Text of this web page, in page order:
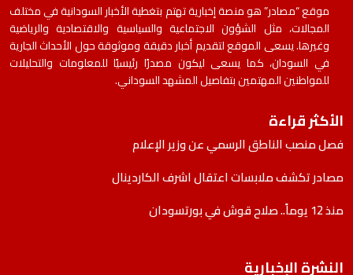
موقع “مصادر” هو منصة إخبارية تهتم بتغطية الأخبار السودانية في مختلف
المجالات، مثل الشؤون الاجتماعية والسياسية والاقتصادية والرياضية
وغيرها. يسعى الموقع لتقديم أخبار دقيقة وموثوقة حول الأحداث الجارية
في السودان، كما يسعى ليكون مصدرًا رئيسيًا للمعلومات والتحليلات
للمواطنين المهتمين بتفاصيل المشهد السوداني.
الأكثر قراءة
فصل منصب الناطق الرسمي عن وزير الإعلام
مصادر تكشف ملابسات اعتقال اشرف الكاردينال
منذ 12 يوماً.. صلاح قوش في بورتسودان
النشرة الإخبارية